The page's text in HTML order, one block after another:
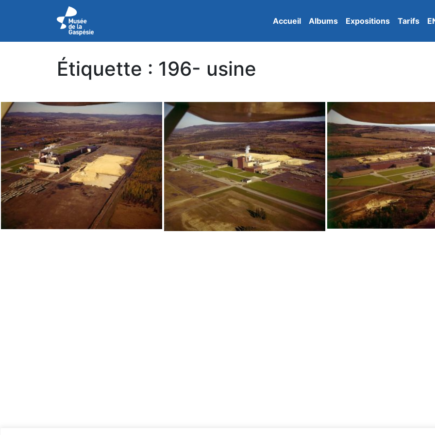
Accueil Albums Expositions Tarifs
Étiquette : 196- usine